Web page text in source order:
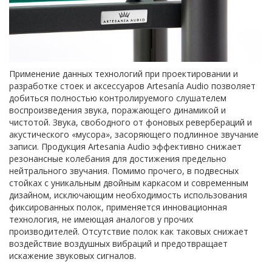
Применение данных технологий при проектировании и
разработке стоек и аксессуаров Artesanía Audio позволяет
добиться полностью контролируемого слушателем
воспроизведения звука, поражающего динамикой и
чистотой. Звука, свободного от фоновых ревербераций и
акустического «мусора», засоряющего подлинное звучание
записи. Продукция Artesania Audio эффективно снижает
резонансные колебания для достижения предельно
нейтрального звучания. Помимо прочего, в подвесных
стойках с уникальным двойным каркасом и современным
дизайном, исключающим необходимость использования
фиксированных полок, применяется инновационная
технология, не имеющая аналогов у прочих
производителей. Отсутствие полок как таковых снижает
воздействие воздушных вибраций и предотвращает
искажение звуковых сигналов.